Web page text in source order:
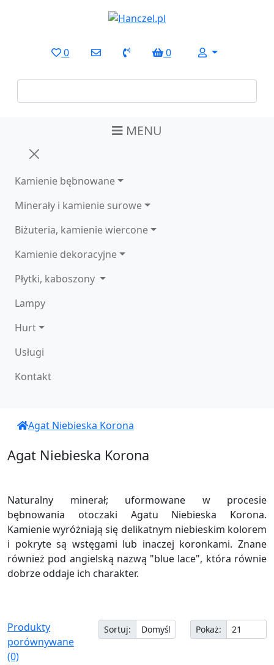
0 0
MENU
Kamienie bębnowane
Minerały i kamienie surowe
Biżuteria, kamienie wiercone
Kamienie dekoracyjne
Płytki, kaboszony
Lampy
Hurt
Usługi
Kontakt
Agat Niebieska Korona
Agat Niebieska Korona
Naturalny minerał; uformowane w procesie
bębnowania otoczaki Agatu Niebieska Korona.
Kamienie wyróżniają się delikatnym niebieskim kolorem
i pokryte są wstęgami lub inaczej koronkami. Znane
również pod angielską nazwą "blue lace", która równie
dobrze oddaje ich charakter.
Produkty
porównywane
(0)
Sortuj: Pokaż: